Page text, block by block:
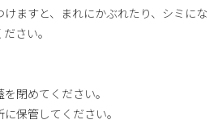
ますと、まれにかぶれたり、シミにな
さい。
閉めてください。
保管してください。